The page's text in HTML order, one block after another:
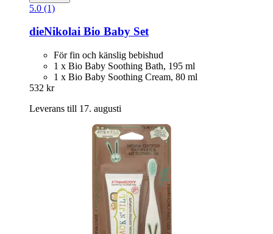
5.0 (1)
dieNikolai Bio Baby Set
För fin och känslig bebishud
1 x Bio Baby Soothing Bath, 195 ml
1 x Bio Baby Soothing Cream, 80 ml
532 kr
Leverans till 17. augusti